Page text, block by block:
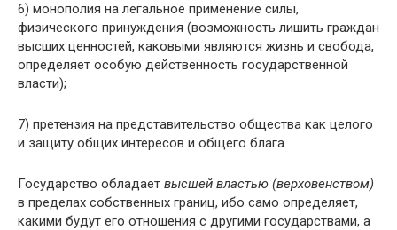
6) монополия на легальное применение силы,
физического принуждения (возможность лишить граждан
высших ценностей, каковыми являются жизнь и свобода,
определяет особую действенность государственной
власти);
7) претензия на представительство общества как целого
и защиту общих интересов и общего блага.
Государство обладает высшей властью (верховенством)
в пределах собственных границ, ибо само определяет,
какими будут его отношения с другими государствами, а